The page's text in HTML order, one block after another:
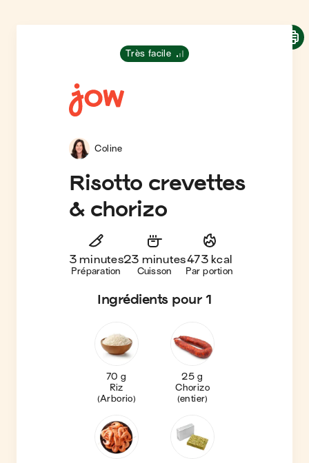
Très facile
Coline
Risotto crevettes
& chorizo
3 minutes
Préparation
23 minutes
Cuisson
473 kcal
Par portion
Ingrédients pour 1
70 g
Riz
(Arborio)
25 g
Chorizo
(entier)